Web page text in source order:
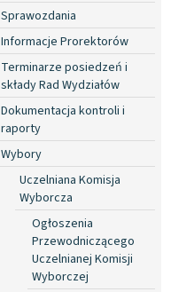
Sprawozdania
Informacje Prorektorów
Terminarze posiedzeń i
składy Rad Wydziałów
Dokumentacja kontroli i
raporty
Wybory
Uczelniana Komisja
Wyborcza
Ogłoszenia
Przewodniczącego
Uczelnianej Komisji
Wyborczej